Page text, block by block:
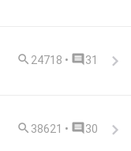
 24718 •  31
 38621 •  30